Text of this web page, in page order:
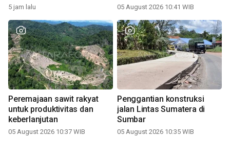
5 jam lalu 05 August 2026 10:41 WIB
Peremajaan sawit rakyat
untuk produktivitas dan
keberlanjutan
05 August 2026 10:37 WIB
Penggantian konstruksi
jalan Lintas Sumatera di
Sumbar
05 August 2026 10:35 WIB